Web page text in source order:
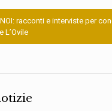
NOI: racconti e interviste per
L’Ovile